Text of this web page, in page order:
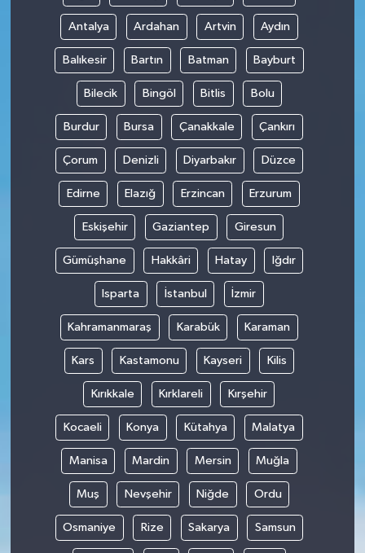
Antalya Ardahan Artvin Aydın
Balıkesir Bartın Batman Bayburt
Bilecik Bingöl Bitlis Bolu
Burdur Bursa Çanakkale Çankırı
Çorum Denizli Diyarbakır Düzce
Edirne Elazığ Erzincan Erzurum
Eskişehir Gaziantep Giresun
Gümüşhane Hakkâri Hatay Iğdır
Isparta İstanbul İzmir
Kahramanmaraş Karabük Karaman
Kars Kastamonu Kayseri Kilis
Kırıkkale Kırklareli Kırşehir
Kocaeli Konya Kütahya Malatya
Manisa Mardin Mersin Muğla
Muş Nevşehir Niğde Ordu
Osmaniye Rize Sakarya Samsun